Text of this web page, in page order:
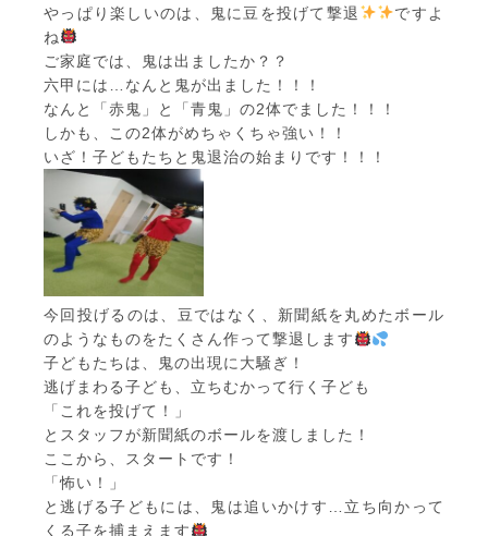
やっぱり楽しいのは、鬼に豆を投げて撃退
ですよ
ね
ご家庭では、鬼は出ましたか？？
六甲には…なんと鬼が出ました！！！
なんと「赤鬼」と「青鬼」の2体でました！！！
しかも、この2体がめちゃくちゃ強い！！
いざ！子どもたちと鬼退治の始まりです！！！
今回投げるのは、豆ではなく、新聞紙を丸めたボール
のようなものをたくさん作って撃退します
子どもたちは、鬼の出現に大騒ぎ！
逃げまわる子ども、立ちむかって行く子ども
「これを投げて！」
とスタッフが新聞紙のボールを渡しました！
ここから、スタートです！
「怖い！」
と逃げる子どもには、鬼は追いかけす…立ち向かって
くる子を捕まえます